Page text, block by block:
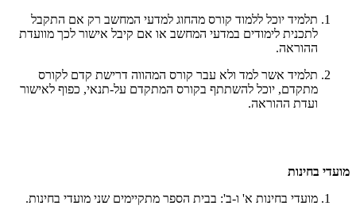
תלמיד יוכל ללמוד קורס מהחוג למדעי המחשב רק אם התקבל
לתכנית לימודים במדעי המחשב או אם קיבל אישור לכך מוועדת
ההוראה.
תלמיד אשר למד ולא עבר קורס המהווה דרישת קדם לקורס
מתקדם, יוכל להשתתף בקורס המתקדם על-תנאי, כפוף לאישור
ועדת ההוראה.
מועדי בחינות
מועדי בחינות א' ו-ב': בבית הספר מתקיימים שני מועדי בחינות.